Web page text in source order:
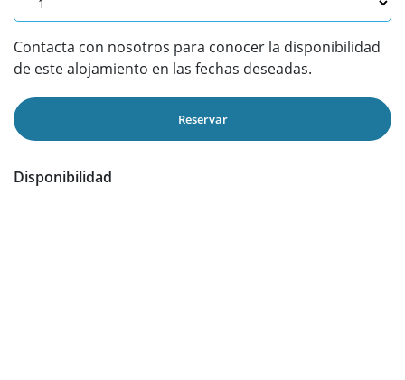
Contacta con nosotros para conocer la disponibilidad
de este alojamiento en las fechas deseadas.
Reservar
Disponibilidad